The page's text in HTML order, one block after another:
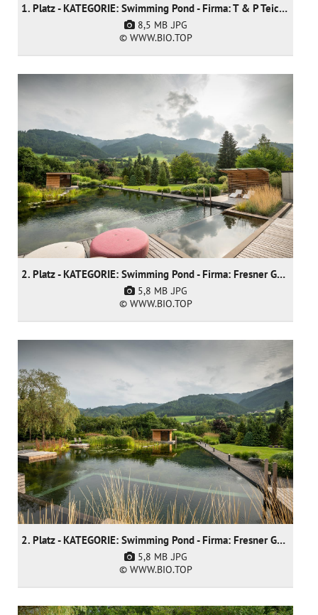
1. Platz - KATEGORIE: Swimming Pond - Firma: T & P Teich und Pool GmbH
8,5 MB .JPG
© WWW.BIO.TOP
2. Platz - KATEGORIE: Swimming Pond - Firma: Fresner Garten und Landschaftsbau GmbH
5,8 MB .JPG
© WWW.BIO.TOP
2. Platz - KATEGORIE: Swimming Pond - Firma: Fresner Garten und Landschaftsbau GmbH
5,8 MB .JPG
© WWW.BIO.TOP